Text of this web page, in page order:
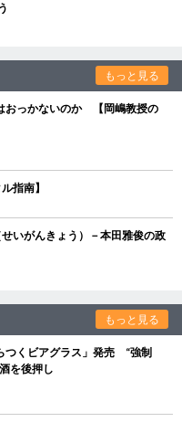
もっと見る
おっかないのか 【岡嶋教授の
指南】
いがんきょう）－本田雅俊の政
もっと見る
つくビアグラス」発売 “強制
を後押し